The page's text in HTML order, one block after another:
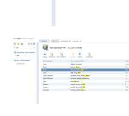
Умный Поиск
Февраль 2026